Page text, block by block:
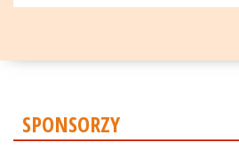
SPONSORZY